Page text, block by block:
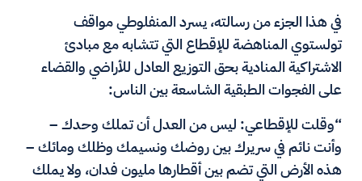
في هذا الجزء من رسالته، يسرد المنفلوطي مواقف
تولستوي المناهضة للإقطاع التي تتشابه مع مبادئ
الاشتراكية المنادية بحق التوزيع العادل للأراضي والقضاء
على الفجوات الطبقية الشاسعة بين الناس:
“وقلت للإقطاعي: ليس من العدل أن تملك وحدك –
وأنت نائم في سريرك بين روضك ونسيمك وظلك ومائك –
هذه الأرض التي تضم بين أقطارها مليون فدان، ولا يملك